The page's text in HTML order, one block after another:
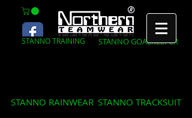
STANNO TRAINING STANNO GOALKEEPER
STANNO RAINWEAR STANNO TRACKSUIT